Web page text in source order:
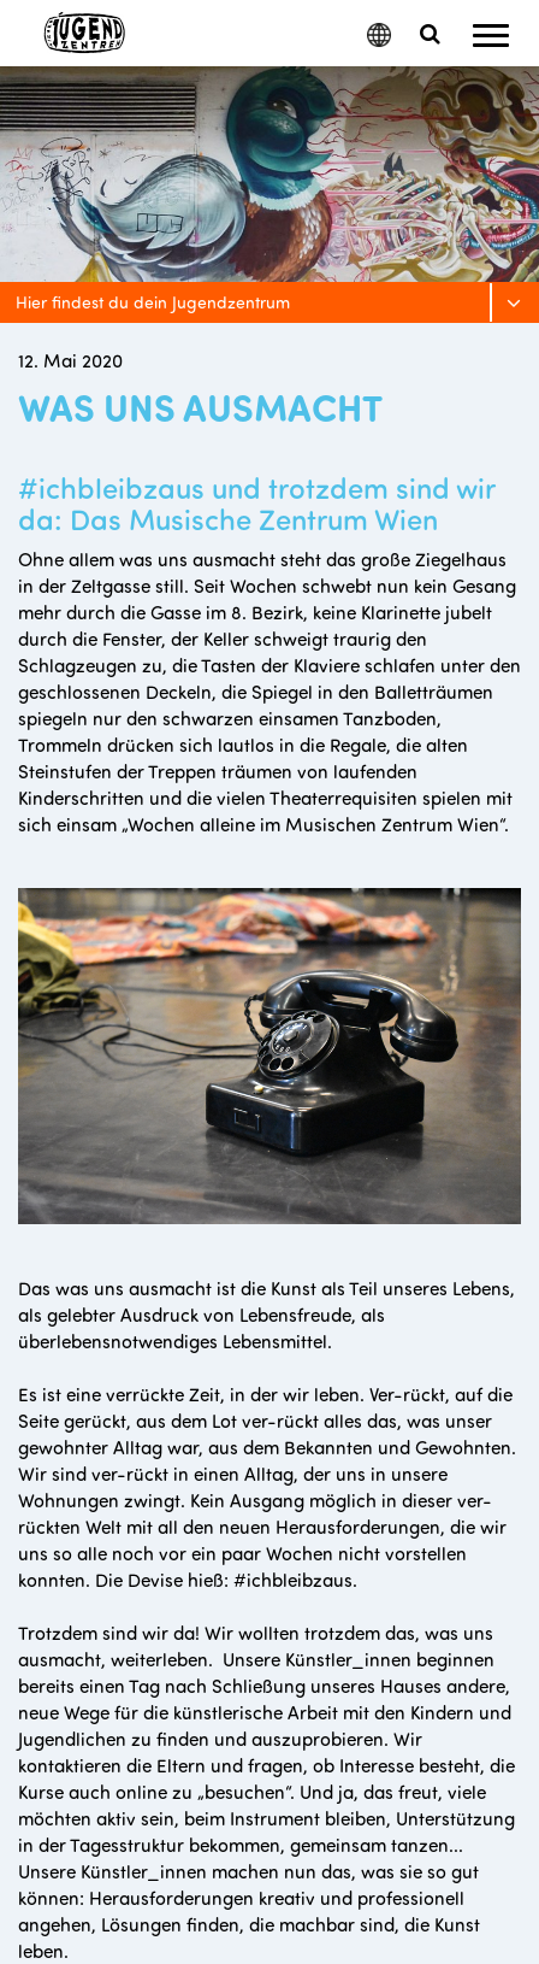
Menu
Toggle
Search
Google
Translate
Hier findest du dein Jugendzentrum
12. Mai 2020
WAS UNS AUSMACHT
#ichbleibzaus und trotzdem sind wir
da: Das Musische Zentrum Wien
Ohne allem was uns ausmacht steht das große Ziegelhaus
in der Zeltgasse still. Seit Wochen schwebt nun kein Gesang
mehr durch die Gasse im 8. Bezirk, keine Klarinette jubelt
durch die Fenster, der Keller schweigt traurig den
Schlagzeugen zu, die Tasten der Klaviere schlafen unter den
geschlossenen Deckeln, die Spiegel in den Balletträumen
spiegeln nur den schwarzen einsamen Tanzboden,
Trommeln drücken sich lautlos in die Regale, die alten
Steinstufen der Treppen träumen von laufenden
Kinderschritten und die vielen Theaterrequisiten spielen mit
sich einsam „Wochen alleine im Musischen Zentrum Wien“.
Das was uns ausmacht ist die Kunst als Teil unseres Lebens,
als gelebter Ausdruck von Lebensfreude, als
überlebensnotwendiges Lebensmittel.
Es ist eine verrückte Zeit, in der wir leben. Ver-rückt, auf die
Seite gerückt, aus dem Lot ver-rückt alles das, was unser
gewohnter Alltag war, aus dem Bekannten und Gewohnten.
Wir sind ver-rückt in einen Alltag, der uns in unsere
Wohnungen zwingt. Kein Ausgang möglich in dieser ver-
rückten Welt mit all den neuen Herausforderungen, die wir
uns so alle noch vor ein paar Wochen nicht vorstellen
konnten. Die Devise hieß: #ichbleibzaus.
Trotzdem sind wir da! Wir wollten trotzdem das, was uns
ausmacht, weiterleben. Unsere Künstler_innen beginnen
bereits einen Tag nach Schließung unseres Hauses andere,
neue Wege für die künstlerische Arbeit mit den Kindern und
Jugendlichen zu finden und auszuprobieren. Wir
kontaktieren die Eltern und fragen, ob Interesse besteht, die
Kurse auch online zu „besuchen“. Und ja, das freut, viele
möchten aktiv sein, beim Instrument bleiben, Unterstützung
in der Tagesstruktur bekommen, gemeinsam tanzen...
Unsere Künstler_innen machen nun das, was sie so gut
können: Herausforderungen kreativ und professionell
angehen, Lösungen finden, die machbar sind, die Kunst
leben.